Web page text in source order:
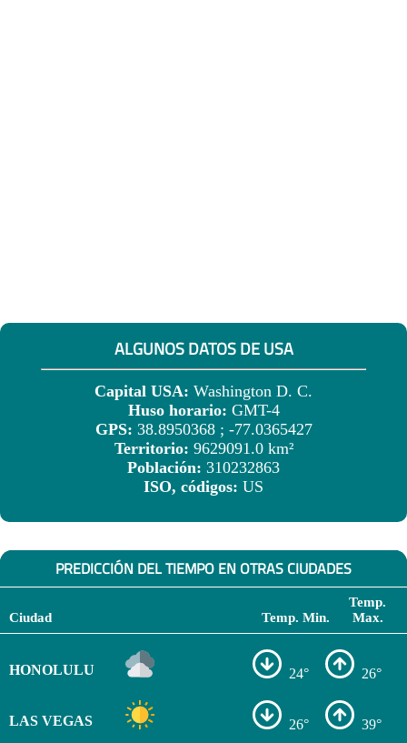
ALGUNOS DATOS DE USA
Capital USA: Washington D. C.
Huso horario: GMT-4
GPS: 38.8950368 ; -77.0365427
Territorio: 9629091.0 km²
Población: 310232863
ISO, códigos: US
PREDICCIÓN DEL TIEMPO EN OTRAS CIUDADES
Ciudad Temp. Min.
Temp.
Max.
HONOLULU 24° 26°
LAS VEGAS 26° 39°